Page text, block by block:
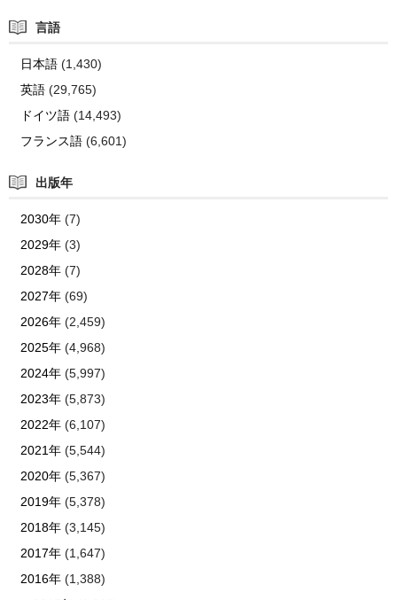
言語
日本語(1,430)
英語(29,765)
ドイツ語(14,493)
フランス語(6,601)
出版年
2030年(7)
2029年(3)
2028年(7)
2027年(69)
2026年(2,459)
2025年(4,968)
2024年(5,997)
2023年(5,873)
2022年(6,107)
2021年(5,544)
2020年(5,367)
2019年(5,378)
2018年(3,145)
2017年(1,647)
2016年(1,388)